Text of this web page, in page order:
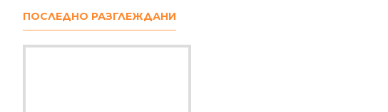
ПОСЛЕДНО РАЗГЛЕЖДАНИ